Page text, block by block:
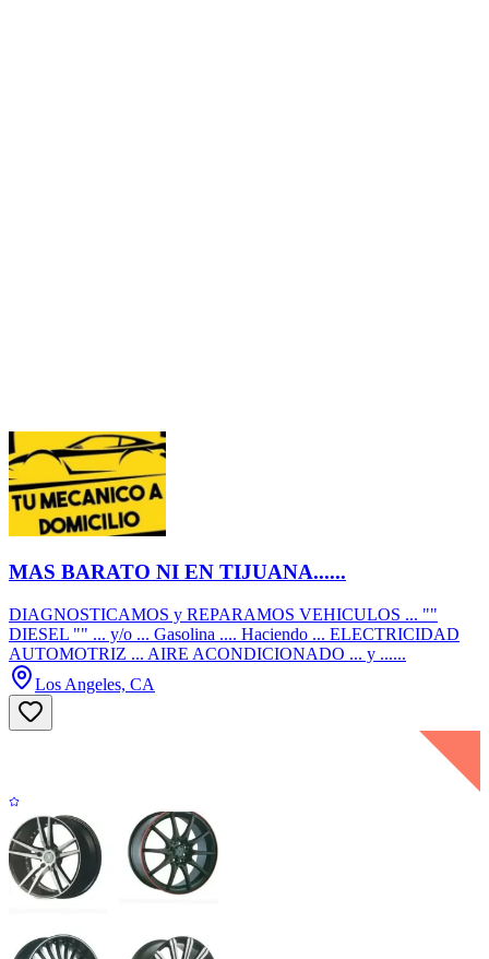
MAS BARATO NI EN TIJUANA......
DIAGNOSTICAMOS y REPARAMOS VEHICULOS ... ""
DIESEL "" ... y/o ... Gasolina .... Haciendo ... ELECTRICIDAD
AUTOMOTRIZ ... AIRE ACONDICIONADO ... y ......
Los Angeles, CA